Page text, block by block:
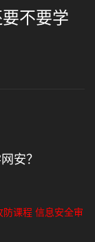
不要学
安？
防课程 信息安全审